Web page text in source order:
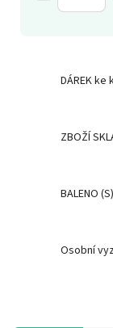
DÁREK
ZBOŽÍ
BALENO
Osobní